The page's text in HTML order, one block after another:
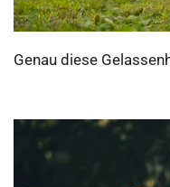
​Genau diese